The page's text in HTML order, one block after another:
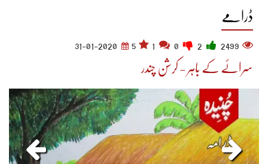
ڈرامے
2499
5
31-01-2020
سرائے کے باہر - کرشن چندر